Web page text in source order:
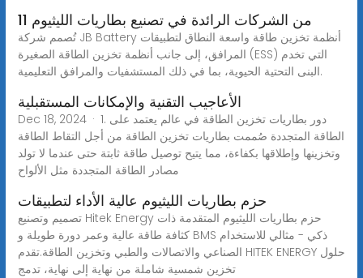
11 من الشركات الرائدة في تصنيع بطاريات الليثيوم
تُصمم شركة JB Battery أنظمة تخزين طاقة واسعة النطاق لتطبيقات
المرافق، إلى جانب أنظمة تخزين الطاقة الصغيرة (ESS) التي تخدم
البنى التحتية الحيوية، بما في ذلك المستشفيات والمرافق التعليمية.
الأعاجيب التقنية والإمكانات المستقبلية
Dec 18, 2024 · 1. دور بطاريات تخزين الطاقة في عالم يعتمد على
الطاقة المتجددة صُممت بطاريات تخزين الطاقة من أجل التقاط الطاقة
وتخزينها وإطلاقها بكفاءة، مما يتيح توصيل طاقة ثابتة حتى عندما لا تولد
مصادر الطاقة المتجددة مثل الألواح
حزم بطاريات الليثيوم عالية الأداء لتطبيقات
تصميم وتصنيع Hitek Energy حزم بطاريات الليثيوم المتقدمة ذات
كثافة طاقة عالية وعمر دورة طويلة و BMS ذكي - مثالي للاستخدام
الصناعي والاتصالات والطبي وتخزين الطاقة.تقدم HITEK ENERGY حلول
تخزين شمسية شاملة من نهاية إلى نهاية، تدمج